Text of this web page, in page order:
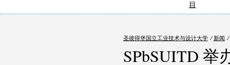
目
圣彼得堡国立工业技术与设计大学 ⁄ 新闻 ⁄
SPbSUITD 举